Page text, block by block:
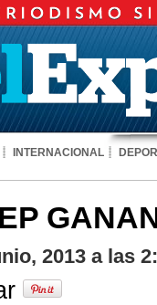
INTERNACIONAL
2013 a las